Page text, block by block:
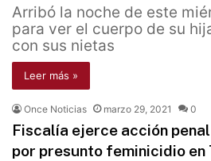
Arribó la noche de este
para ver el cuerpo de su
con sus nietas
Leer más »
Once Noticias marzo 29, 2021 0
Fiscalía ejerce acción
por presunto feminicidio en